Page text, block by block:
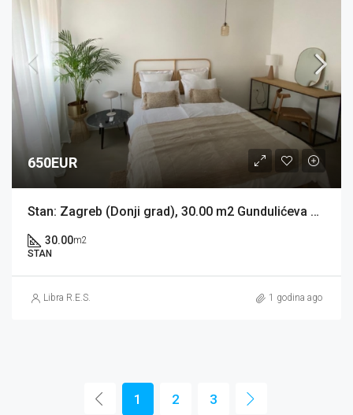
650EUR
Stan: Zagreb (Donji grad), 30.00 m2 Gundulićeva ulica (iznajmljivanje)
30.00m2
STAN
Libra R.E.S. 1 godina ago
1 2 3